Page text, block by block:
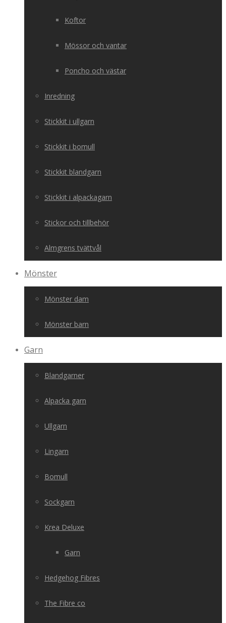
Koftor
Mössor och vantar
Poncho och västar
Inredning
Stickkit i ullgarn
Stickkit i bomull
Stickkit blandgarn
Stickkit i alpackagarn
Stickor och tillbehör
Almgrens tvättvål
Mönster
Mönster dam
Mönster barn
Garn
Blandgarner
Alpacka garn
Ullgarn
Lingarn
Bomull
Sockgarn
Krea Deluxe
Garn
Hedgehog Fibres
The Fibre co